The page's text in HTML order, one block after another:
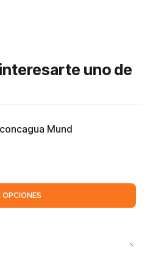
uno de
Mund
OPCIONES